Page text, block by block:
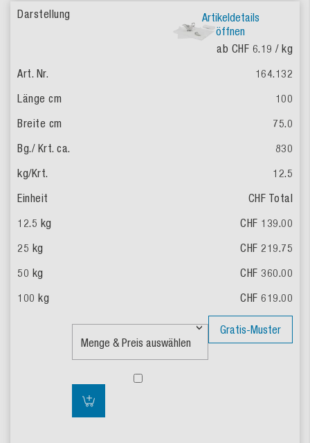
Artikeldetails
öffnen
ab CHF 6.19 / kg
164.132
100
75.0
830
12.5
CHF Total
CHF 139.00
CHF 219.75
CHF 360.00
CHF 619.00
Gratis-Muster